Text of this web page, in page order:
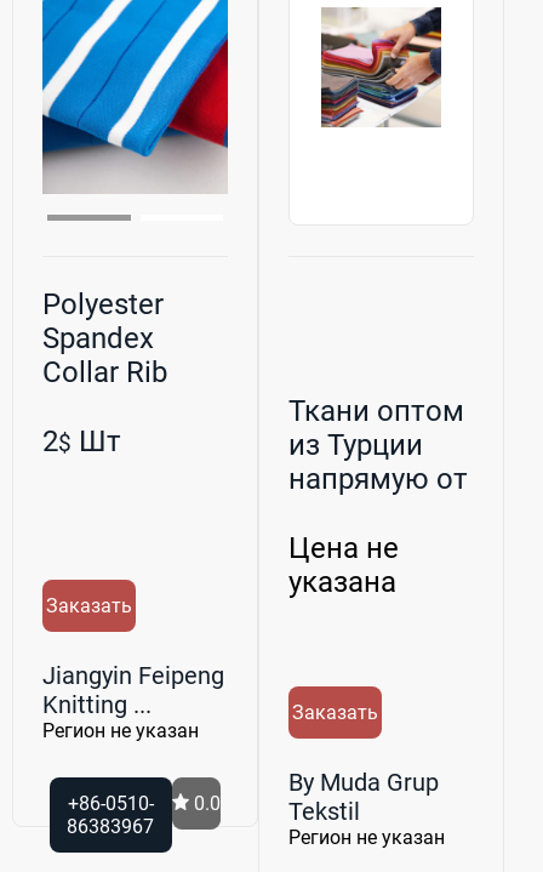
Polyester
Spandex
Collar Rib
2$ Шт
Заказать
Jiangyin Feipeng
Knitting ...
Регион не указан
+86-0510-
86383967
0.0
Ткани оптом
из Турции
напрямую от
By...
Цена не
указана
Заказать
By Muda Grup
Tekstil
Регион не указан